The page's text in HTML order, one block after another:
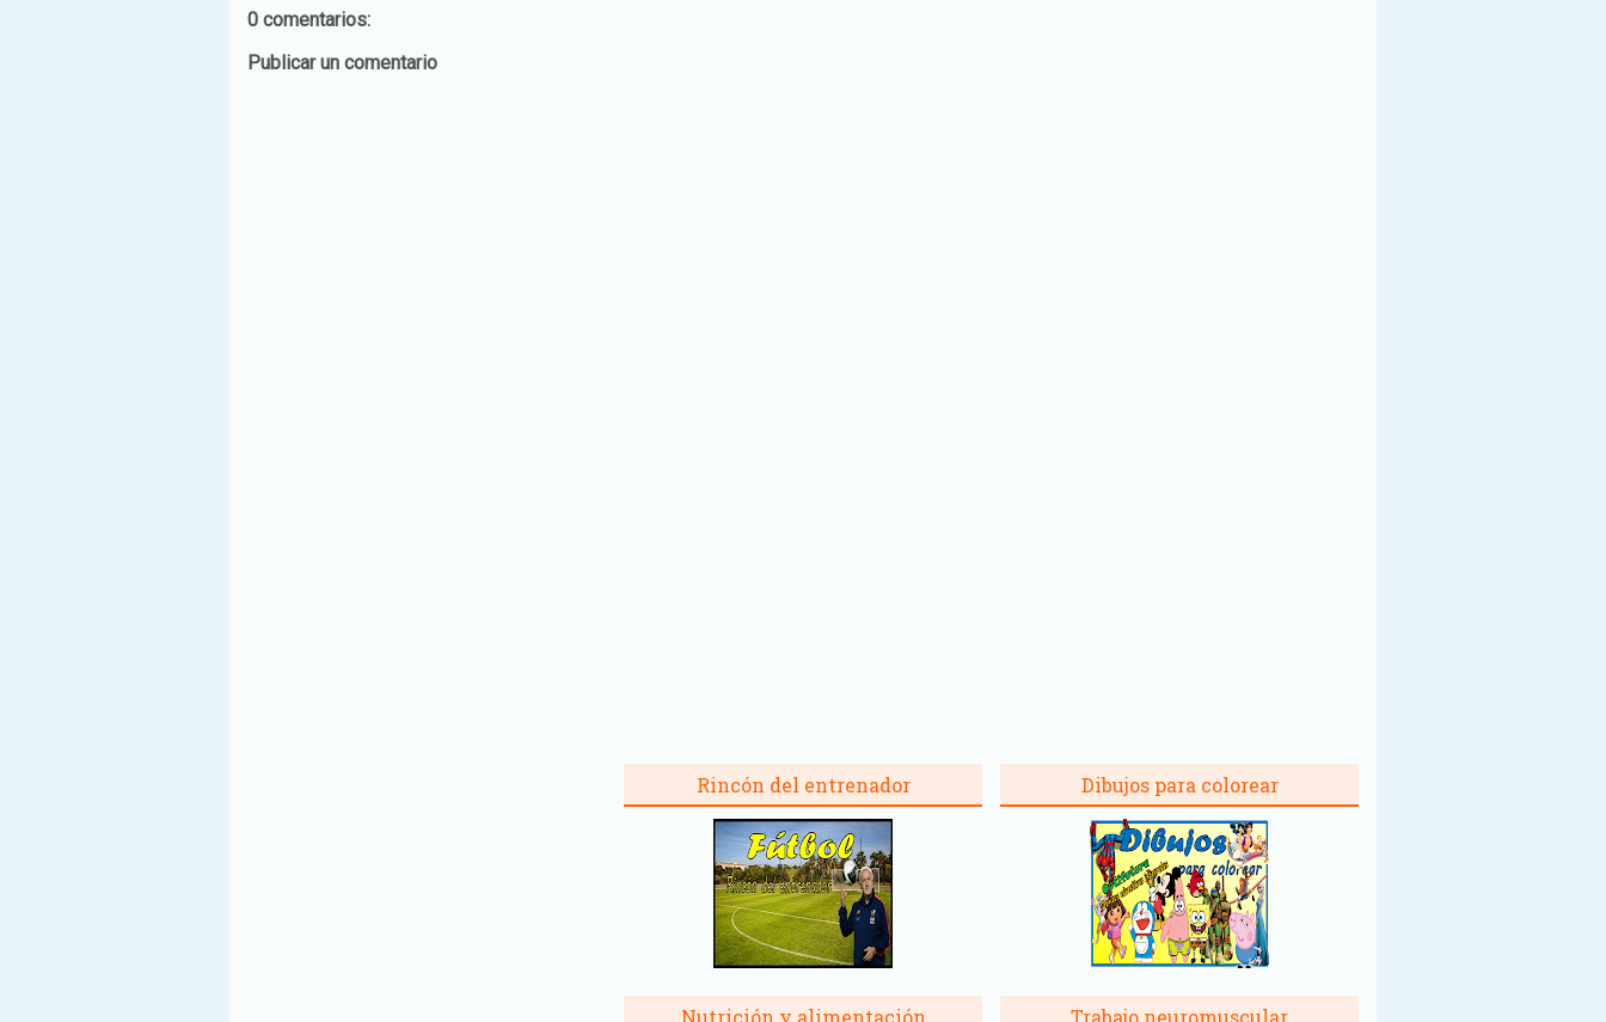
0 comentarios:
Publicar un comentario
Rincón del entrenador
Nutrición y alimentación
Dibujos para colorear
Trabajo neuromuscular